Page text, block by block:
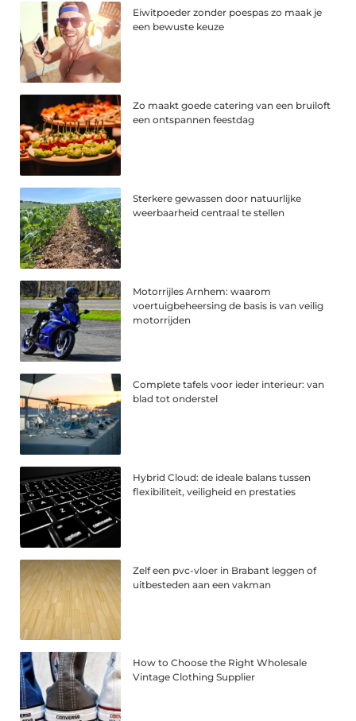
Eiwitpoeder zonder poespas zo maak je
een bewuste keuze
Zo maakt goede catering van een bruiloft
een ontspannen feestdag
Sterkere gewassen door natuurlijke
weerbaarheid centraal te stellen
Motorrijles Arnhem: waarom
voertuigbeheersing de basis is van veilig
motorrijden
Complete tafels voor ieder interieur: van
blad tot onderstel
Hybrid Cloud: de ideale balans tussen
flexibiliteit, veiligheid en prestaties
Zelf een pvc-vloer in Brabant leggen of
uitbesteden aan een vakman
How to Choose the Right Wholesale
Vintage Clothing Supplier